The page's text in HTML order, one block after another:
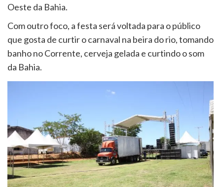
Oeste da Bahia.
Com outro foco, a festa será voltada para o público
que gosta de curtir o carnaval na beira do rio, tomando
banho no Corrente, cerveja gelada e curtindo o som
da Bahia.